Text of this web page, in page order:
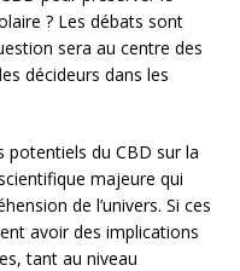
? Les débats sont
sera au centre des
décideurs dans les
potentiels du CBD sur la
majeure qui
de l’univers. Si ces
avoir des implications
tant au niveau